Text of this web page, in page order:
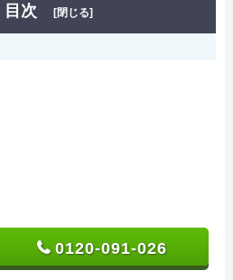
目次 [閉じる]
0120-091-026